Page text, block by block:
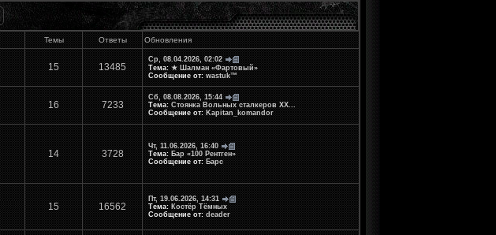
Темы Ответы Обновления
15 13485
Ср, 08.04.2026, 02:02
Тема: ★ Шалман «Фартовый»
Сообщение от: wastuk™
16 7233
Сб, 08.08.2026, 15:44
Тема: Стоянка Вольных сталкеров XX...
Сообщение от: Kapitan_komandor
14 3728
Чт, 11.06.2026, 16:40
Тема: Бар «100 Рентген»
Сообщение от: Барс
15 16562
Пт, 19.06.2026, 14:31
Тема: Костёр Тёмных
Сообщение от: deader